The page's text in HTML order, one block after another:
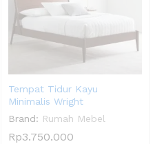
Tempat Tidur Kayu
Minimalis Wright
Brand: Rumah Mebel
Rp3.750.000